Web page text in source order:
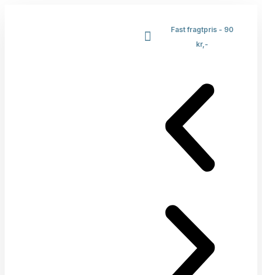
Fast fragtpris - 90
kr,-